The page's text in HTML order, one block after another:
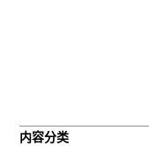
内容分类